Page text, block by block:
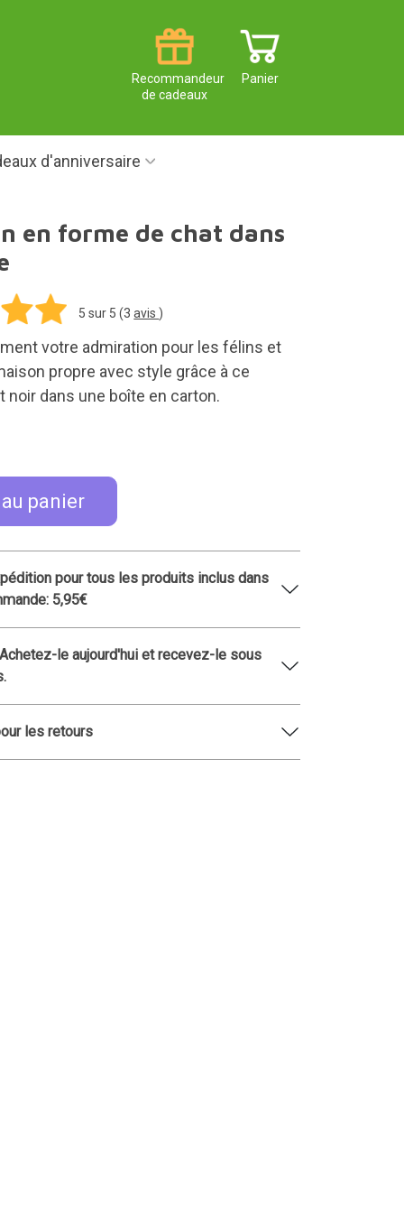
Panier
Recommandeur
de cadeaux
d'anniversaire
en forme de chat dans
5 sur 5 (3 avis )
votre admiration pour les félins et
propre avec style grâce à ce
noir dans une boîte en carton.
panier
pour tous les produits inclus dans
5,95€
le aujourd'hui et recevez-le sous
les retours